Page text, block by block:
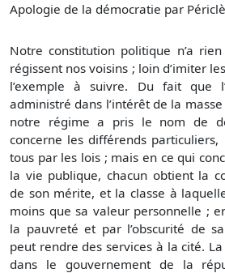
Apologie de la démocratie par
Notre constitution politique n’a
régissent nos voisins ; loin d’imiter
l’exemple à suivre. Du fait que
administré dans l’intérêt de la
notre régime a pris le nom de
concerne les différends particuliers,
tous par les lois ; mais en ce qui
la vie publique, chacun obtient la
de son mérite, et la classe à
moins que sa valeur personnelle ;
la pauvreté et par l’obscurité de
peut rendre des services à la cité.
dans le gouvernement de la